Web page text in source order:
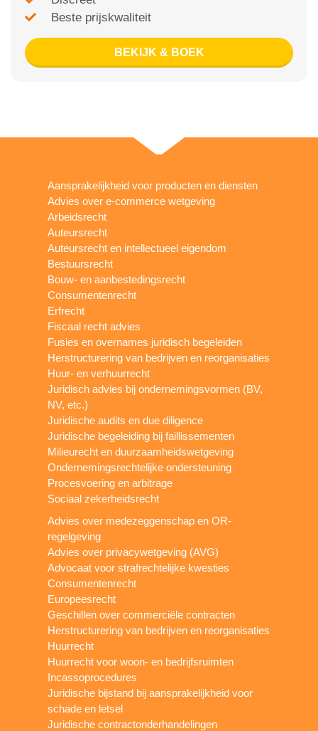
Beste prijskwaliteit
BEKIJK & BOEK
Aansprakelijkheid voor producten en diensten
Advies over e-commerce wetgeving
Arbeidsrecht
Auteursrecht
Auteursrecht en intellectueel eigendom
Bestuursrecht
Bouw- en aanbestedingsrecht
Consumentenrecht
Erfrecht
Fiscaal recht advies
Fusies en overnames juridisch begeleiden
Herstructurering van bedrijven en reorganisaties
Huur- en verhuurrecht
Juridisch advies bij ondernemingsvormen (BV,
NV, etc.)
Juridische audits en due diligence
Juridische begeleiding bij faillissementen
Milieurecht en duurzaamheidswetgeving
Ondernemingsrechtelijke ondersteuning
Procesvoering en arbitrage
Sociaal zekerheidsrecht
Advies over medezeggenschap en OR-
regelgeving
Advies over privacywetgeving (AVG)
Advocaat voor strafrechtelijke kwesties
Consumentenrecht
Europeesrecht
Geschillen over commerciële contracten
Herstructurering van bedrijven en reorganisaties
Huurrecht
Huurrecht voor woon- en bedrijfsruimten
Incassoprocedures
Juridische bijstand bij aansprakelijkheid voor
schade en letsel
Juridische contractonderhandelingen